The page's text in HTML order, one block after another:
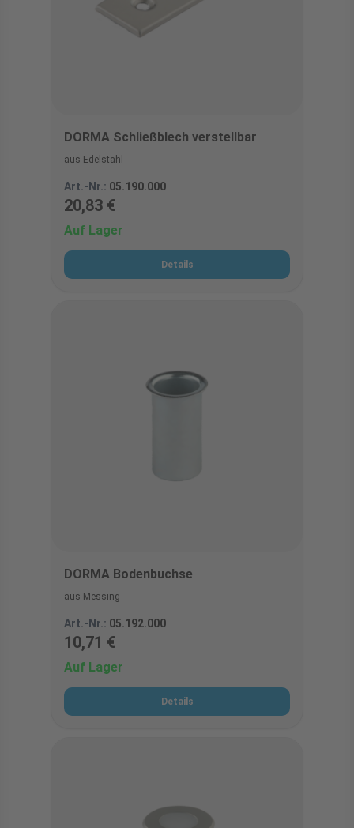
DORMA Schließblech verstellbar
aus Edelstahl
Art.-Nr.: 05.190.000
20,83 €
Auf Lager
Details
DORMA Bodenbuchse
aus Messing
Art.-Nr.: 05.192.000
10,71 €
Auf Lager
Details